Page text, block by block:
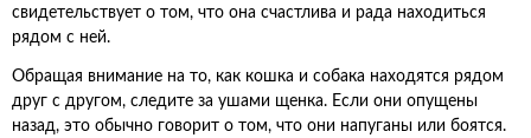
свидетельствует о том, что она счастлива и рада находиться
рядом с ней.
Обращая внимание на то, как кошка и собака находятся рядом
друг с другом, следите за ушами щенка. Если они опущены
назад, это обычно говорит о том, что они напуганы или боятся.